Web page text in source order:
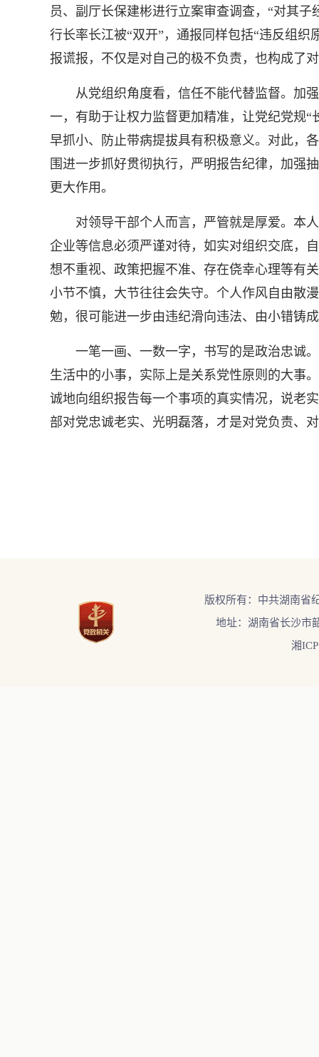
员、副厅长保建彬进行立案审查调查，“对其
行长率长江被“双开”，通报同样包括“违反组
报谎报，不仅是对自己的极不负责，也构成了
从党组织角度看，信任不能代替监督。加强
一，有助于让权力监督更加精准，让党纪党规
早抓小、防止带病提拔具有积极意义。对此，
围进一步抓好贯彻执行，严明报告纪律，加强
更大作用。
对领导干部个人而言，严管就是厚爱。本人
企业等信息必须严谨对待，如实对组织交底，
想不重视、政策把握不准、存在侥幸心理等有
小节不慎，大节往往会失守。个人作风自由散
勉，很可能进一步由违纪滑向违法、由小错铸
一笔一画、一数一字，书写的是政治忠诚。
生活中的小事，实际上是关系党性原则的大事
诚地向组织报告每一个事项的真实情况，说老
部对党忠诚老实、光明磊落，才是对党负责、
版权所有：中共湖南省
地址：湖南省长沙市
湘